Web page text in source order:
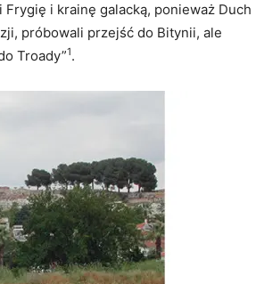
i krainę galacką, ponieważ Duch
próbowali przejść do Bitynii, ale
Troady”1.